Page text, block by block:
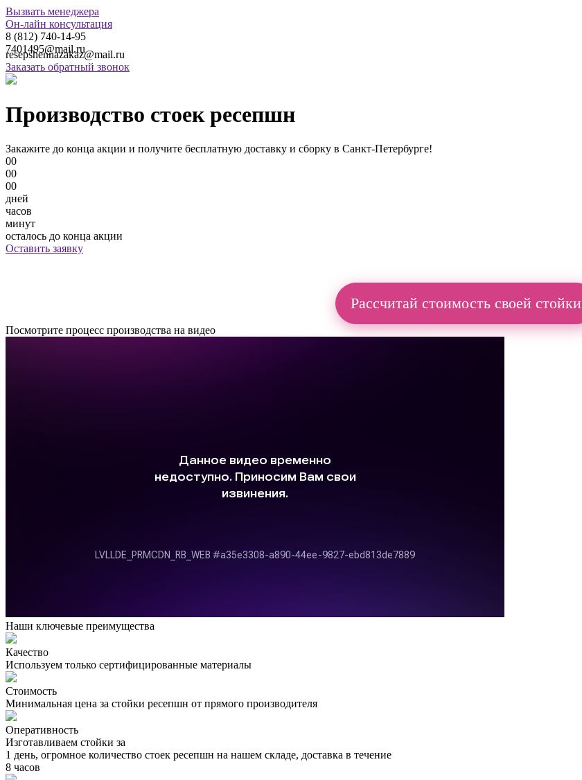
Вызвать менеджера
Он-лайн консультация
8 (812) 740-14-95
7401495@mail.ru
resepshennazakaz@mail.ru
Заказать обратный звонок
Производство стоек ресепшн
Закажите до конца акции и получите бесплатную доставку и сборку в Санкт-Петербурге!
00
00
00
дней
часов
минут
осталось до конца акции
Оставить заявку
Рассчитай стоимость своей стойки
Посмотрите процесс производства на видео
Наши ключевые преимущества
Качество
Используем только сертифицированные материалы
Стоимость
Минимальная цена за стойки ресепшн от прямого производителя
Оперативность
Изготавливаем стойки за
1 день, огромное количество стоек ресепшн на нашем складе, доставка в течение
8 часов